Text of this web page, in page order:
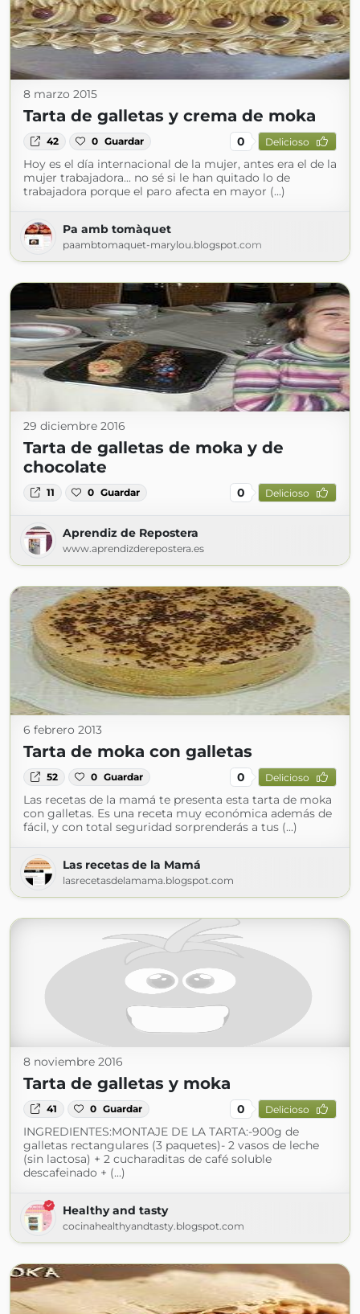
8 marzo 2015
Tarta de galletas y crema de moka
42 0 Guardar 0 Delicioso
Hoy es el día internacional de la mujer, antes era el de la
mujer trabajadora... no sé si le han quitado lo de
trabajadora porque el paro afecta en mayor (...)
Pa amb tomàquet
paambtomaquet-marylou.blogspot.com
29 diciembre 2016
Tarta de galletas de moka y de
chocolate
11 0 Guardar 0 Delicioso
Aprendiz de Repostera
www.aprendizderepostera.es
6 febrero 2013
Tarta de moka con galletas
52 0 Guardar 0 Delicioso
Las recetas de la mamá te presenta esta tarta de moka
con galletas. Es una receta muy económica además de
fácil, y con total seguridad sorprenderás a tus (...)
Las recetas de la Mamá
lasrecetasdelamama.blogspot.com
8 noviembre 2016
Tarta de galletas y moka
41 0 Guardar 0 Delicioso
INGREDIENTES:MONTAJE DE LA TARTA:-900g de
galletas rectangulares (3 paquetes)- 2 vasos de leche
(sin lactosa) + 2 cucharaditas de café soluble
descafeinado + (...)
Healthy and tasty
cocinahealthyandtasty.blogspot.com